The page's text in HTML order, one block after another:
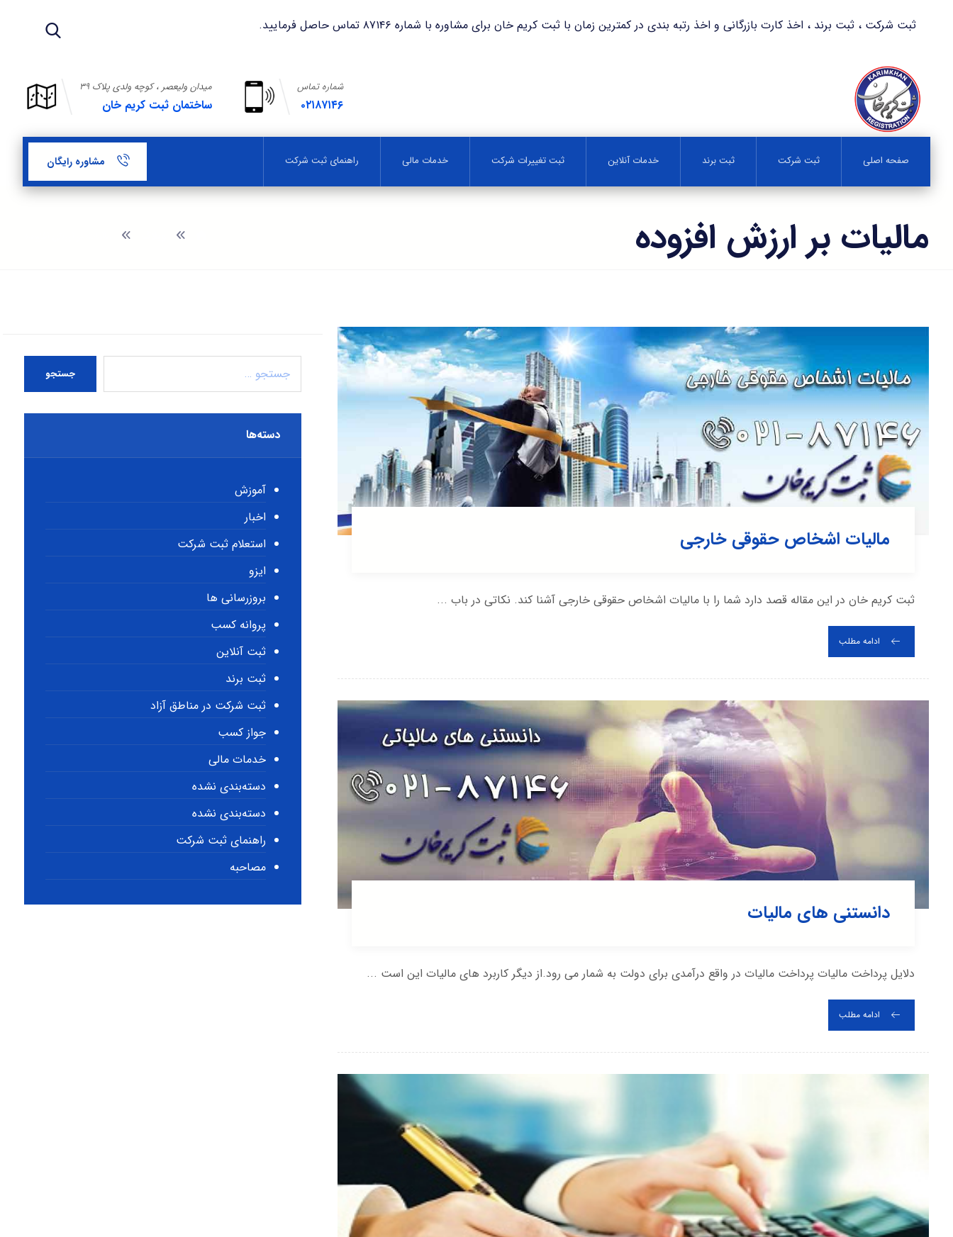
ثبت شرکت ، ثبت برند ، اخذ کارت بازرگانی و اخذ رتبه بندی در کمترین زمان با ثبت کریم خان برای مشاوره با شماره ۸۷۱۴۶ تماس حاصل فرمایید.
میدان ولیعصر ، کوچه ولدی پلاک ۳۹
ساختمان ثبت کریم خان
شماره تماس
۰۲۱۸۷۱۴۶
صفحه اصلی ثبت شرکت ثبت برند خدمات آنلاین ثبت تغییرات شرکت خدمات مالی راهنمای ثبت شرکت مشاوره رایگان
مالیات بر ارزش افزوده
مالیات اشخاص حقوقی خارجی
ثبت کریم خان در این مقاله قصد دارد شما را با مالیات اشخاص حقوقی خارجی آشنا کند. نکاتی در باب ...
ادامه مطلب
دانستنی های مالیات
دلایل پرداخت مالیات پرداخت مالیات در واقع درآمدی برای دولت به شمار می رود.از دیگر کاربرد های مالیات این است ...
ادامه مطلب
جستجو
دسته‌ها
آموزش
اخبار
استعلام ثبت شرکت
ایزو
بروزرسانی ها
پروانه کسب
ثبت آنلاین
ثبت برند
ثبت شرکت در مناطق آزاد
جواز کسب
خدمات مالی
دسته‌بندی نشده
دسته‌بندی نشده
راهنمای ثبت شرکت
مصاحبه